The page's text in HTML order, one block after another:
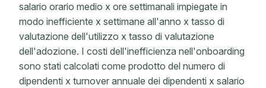
salario orario medio x ore settimanali impiegate in
modo inefficiente x settimane all'anno x tasso di
valutazione dell'utilizzo x tasso di valutazione
dell'adozione. I costi dell'inefficienza nell'onboarding
sono stati calcolati come prodotto del numero di
dipendenti x turnover annuale dei dipendenti x salario